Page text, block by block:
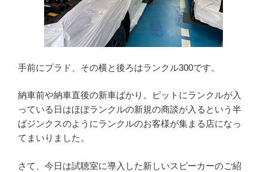
手前にプラド、その横と後ろはランクル300です。
納車前や納車直後の新車ばかり。ピットにランクルが入
っている日はほぼランクルの新規の商談が入るという半
ばジンクスのようにランクルのお客様が集まる店になっ
てまいりました。
さて、今日は試聴室に導入した新しいスピーカーのご紹